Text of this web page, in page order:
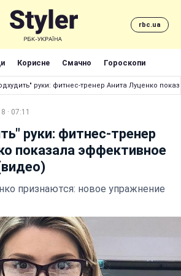
rbc.ua
Корисне Смачно Гороскопи
руки: фитнес-тренер Анита Луценко
· 07:11
руки: фитнес-тренер
показала эффективное
признаются: новое упражнение